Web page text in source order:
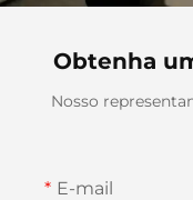
Obtenha
Nosso
E-mail